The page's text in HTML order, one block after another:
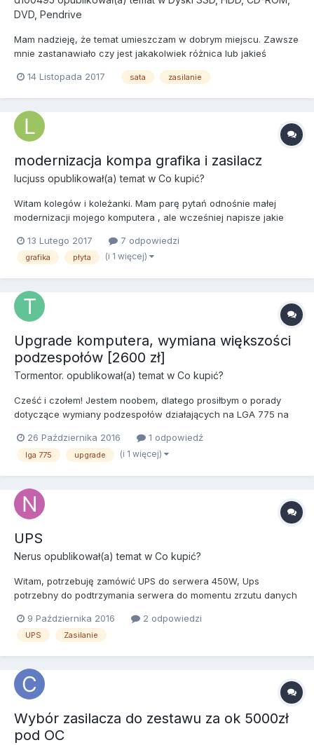
DVD, Pendrive
Mam nadzieję, że temat umieszczam w dobrym miejscu. Zawsze
mnie zastanawiało czy jest jakakolwiek różnica lub jakieś
dysków twardych i nagrywarek cd/dvd ? Czy posiadając dysk
zasilające, m...
14 Listopada 2017 sata zasilanie
modernizacja kompa grafika i zasilacz
lucjuss opublikował(a) temat w Co kupić?
Witam kolegów i koleżanki. Mam parę pytań odnośnie małej
modernizacji mojego komputera , ale wcześniej napisze jakie
PROCESOR ----> AMD FX BLACK EDITION FX 6300 6-CORE 3.5...
13 Lutego 2017 7 odpowiedzi
grafika płyta (i 1 więcej)
Upgrade komputera, wymiana większości
podzespołów [2600 zł]
Tormentor. opublikował(a) temat w Co kupić?
Cześć i czołem! Jestem noobem, dlatego prosiłbym o porady
dotyczące wymiany podzespołów działających na LGA 775 na
szczęśliwym posiadaczem komputera marki Komputronik :).
Ogólnie planuje zostawić pudło, dysk twardy (do końca
26 Października 2016 1 odpowiedź
lga 775 upgrade (i 1 więcej)
UPS
Nerus opublikował(a) temat w Co kupić?
Witam, potrzebuję zamówić UPS do serwera 450W, Ups
potrzebny do podtrzymania serwera do momentu zrzutu danych
pamięci. jakie polecacie ? Pozdrawiam, Nerus.
9 Października 2016 2 odpowiedzi
UPS Zasilanie
Wybór zasilacza do zestawu za ok 5000zł
pod OC